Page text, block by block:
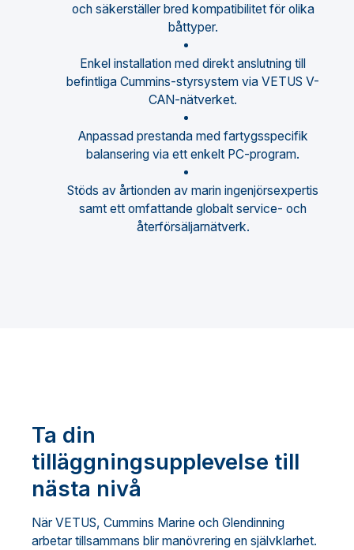
och säkerställer bred kompatibilitet för olika
båttyper.
Enkel installation med direkt anslutning till
befintliga Cummins-styrsystem via VETUS V-
CAN-nätverket.
Anpassad prestanda med fartygsspecifik
balansering via ett enkelt PC-program.
Stöds av årtionden av marin ingenjörsexpertis
samt ett omfattande globalt service- och
återförsäljarnätverk.
Ta din
tilläggningsupplevelse till
nästa nivå
När VETUS, Cummins Marine och Glendinning
arbetar tillsammans blir manövrering en självklarhet.